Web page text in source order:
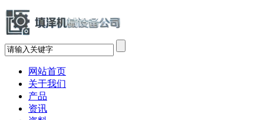
网站首页
关于我们
产品
资讯